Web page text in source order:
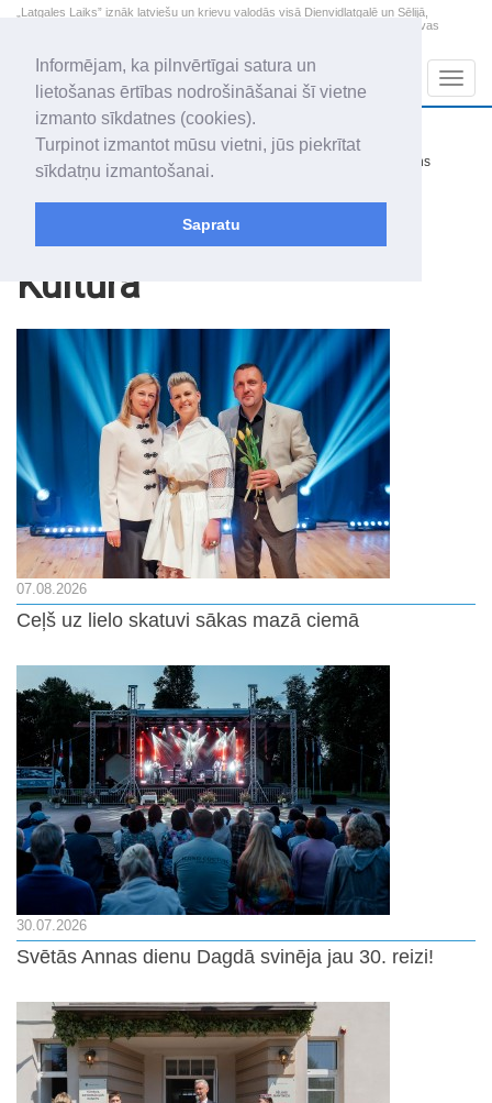
Informējam, ka pilnvērtīgai satura un
lietošanas ērtības nodrošināšanai šī vietne
izmanto sīkdatnes (cookies).
Turpinot izmantot mūsu vietni, jūs piekrītat
sīkdatņu izmantošanai.
Sapratu
„Latgales Laiks” iznāk latviešu un krievu valodās visā Dienvidlatgalē un Sēlijā,
„Latgales Laiks” latviešu valodā aptver Daugavpils valstspilsētu, Augšdaugavas
2026. gada 8. augusts
Sestdiena
Mudīte, Vladislava, Vladislavs
+12.4
nedaudz mākoņains
Kultūra
07.08.2026
Ceļš uz lielo skatuvi sākas mazā ciemā
30.07.2026
Svētās Annas dienu Dagdā svinēja jau 30. reizi!